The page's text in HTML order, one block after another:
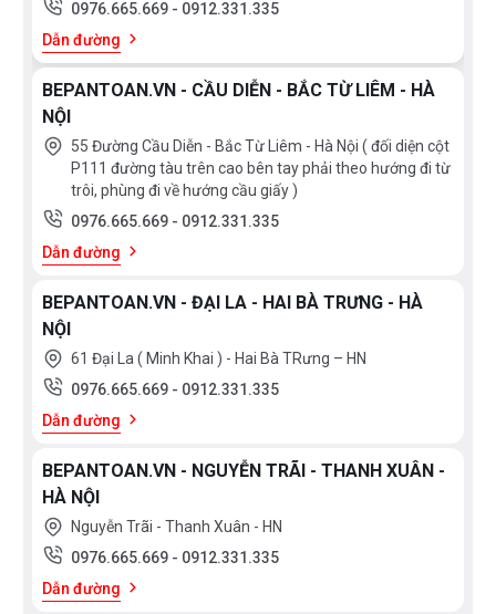
0976.665.669 - 0912.331.335
Dẫn đường
BEPANTOAN.VN - CẦU DIỄN - BẮC TỪ LIÊM - HÀ
NỘI
55 Đường Cầu Diễn - Bắc Từ Liêm - Hà Nội ( đối diện cột
P111 đường tàu trên cao bên tay phải theo hướng đi từ
trôi, phùng đi về hướng cầu giấy )
0976.665.669 - 0912.331.335
Dẫn đường
BEPANTOAN.VN - ĐẠI LA - HAI BÀ TRƯNG - HÀ
NỘI
61 Đại La ( Minh Khai ) - Hai Bà TRưng – HN
0976.665.669 - 0912.331.335
Dẫn đường
BEPANTOAN.VN - NGUYỄN TRÃI - THANH XUÂN -
HÀ NỘI
Nguyễn Trãi - Thanh Xuân - HN
0976.665.669 - 0912.331.335
Dẫn đường